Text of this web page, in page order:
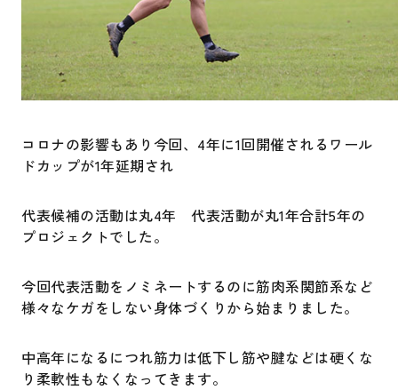
コロナの影響もあり今回、4年に1回開催されるワール
ドカップが1年延期され
代表候補の活動は丸4年 代表活動が丸1年合計5年の
プロジェクトでした。
今回代表活動をノミネートするのに筋肉系関節系など
様々なケガをしない身体づくりから始まりました。
中高年になるにつれ筋力は低下し筋や腱などは硬くな
り柔軟性もなくなってきます。